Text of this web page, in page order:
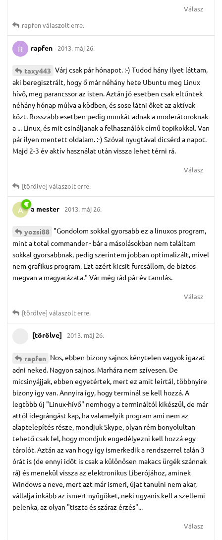
Válasz
rapfenválaszolt erre.
R rapfen 2013. máj 26.
taxy443 Várj csak pár hónapot. :-) Tudod hány ilyet láttam,
aki beregisztrált, hogy ő már néhány hete Ubuntu meg Linux
hívő, meg parancssor az isten. Aztán jó esetben csak eltűntek
néhány hónap múlva a ködben, és sose látni őket az aktívak
közt. Rosszabb esetben pedig munkát adnak a moderátoroknak
a ... Linux, és mit csináljanak a felhasználók című topikokkal. Van
pár ilyen mentett oldalam. :-) Szóval nyugtával dicsérd a napot.
Majd 2-3 év aktív használat után vissza lehet térni rá.
Válasz
[törölve] válaszolt erre.
A a mester 2013. máj 26.
yozsi88 "Gondolom sokkal gyorsabb ez a linuxos program,
mint a total commander - bár a másolásokban nem találtam
sokkal gyorsabbnak, pedig szerintem jobban optimalizált, mivel
nem grafikus program. Ezt azért kicsit furcsállom, de biztos
megvan a magyarázata." Vár még rád pár év tanulás.
Válasz
[törölve] válaszolt erre.
[törölve] 2013. máj 26.
rapfen Nos, ebben bizony sajnos kénytelen vagyok igazat
adni neked. Nagyon sajnos. Marhára nem szívesen. De
micsinyájjak, ebben egyetértek, mert ez amit leírtál, többnyire
bizony így van. Annyira így, hogy terminál se kell hozzá. A
legtöbb új "Linux-hívő" nemhogy a termináltól kikészül, de már
attól idegrángást kap, ha valamelyik program ami nem az
alaptelepítés része, mondjuk Skype, olyan rém bonyolultan
tehető csak fel, hogy mondjuk engedélyezni kell hozzá egy
tárolót. Aztán az van hogy így ismerkedik a rendszerrel talán 3
órát is (de ennyi időt is csak a különösen makacs ürgék szánnak
rá) és menekül vissza az elektronikus Liberójához, aminek
Windows a neve, mert azt már ismeri, újat tanulni nem akar,
vállalja inkább az ismert nyűgöket, neki ugyanis kell a szellemi
pelenka, az olyan "tiszta és száraz érzés"...
Válasz